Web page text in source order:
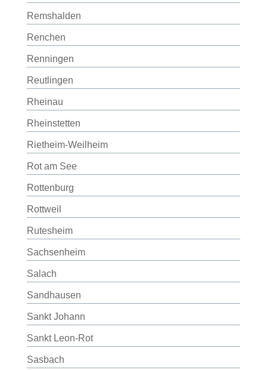
Remshalden
Renchen
Renningen
Reutlingen
Rheinau
Rheinstetten
Rietheim-Weilheim
Rot am See
Rottenburg
Rottweil
Rutesheim
Sachsenheim
Salach
Sandhausen
Sankt Johann
Sankt Leon-Rot
Sasbach